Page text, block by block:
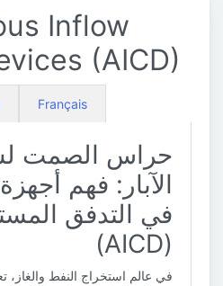
Inflow
(AICD)
Français
حراس الصمت
الآبار: فهم
في التدفق
(AICD)
في عالم استخراج النفط والغاز،